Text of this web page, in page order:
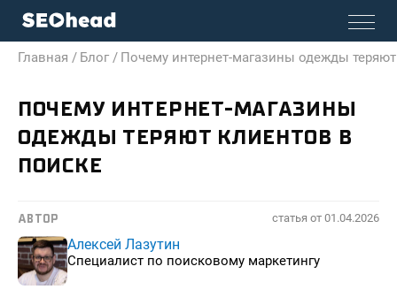
Главная / Блог / Почему интернет-магазины одежды
ПОЧЕМУ ИНТЕРНЕТ-МАГАЗИНЫ
ОДЕЖДЫ ТЕРЯЮТ КЛИЕНТОВ В
ПОИСКЕ
АВТОР статья от 01.04.2026
Алексей Лазутин
Специалист по поисковому маркетингу